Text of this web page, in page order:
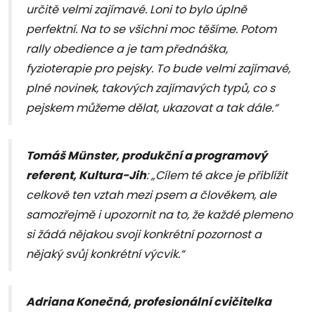
určitě velmi zajímavé. Loni to bylo úplně
perfektní. Na to se všichni moc těšíme. Potom
rally obedience a je tam přednáška,
fyzioterapie pro pejsky. To bude velmi zajímavé,
plné novinek, takových zajímavých typů, co s
pejskem můžeme dělat, ukazovat a tak dále.“
Tomáš Münster, produkční a programový
referent, Kultura-Jih: „Cílem té akce je přiblížit
celkově ten vztah mezi psem a člověkem, ale
samozřejmě i upozornit na to, že každé plemeno
si žádá nějakou svoji konkrétní pozornost a
nějaký svůj konkrétní výcvik.“
Adriana Konečná, profesionální cvičitelka